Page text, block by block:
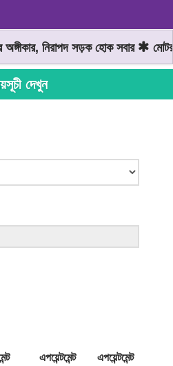
নিরাপদ সড়ক হোক সবার
দেখুন
এপয়েন্টমেন্ট
এপয়েন্টমেন্ট